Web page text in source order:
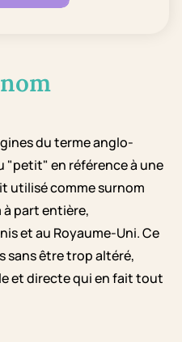
du terme anglo-
"petit" en référence à une
utilisé comme surnom
part entière,
et au Royaume-Uni. Ce
sans être trop altéré,
et directe qui en fait tout